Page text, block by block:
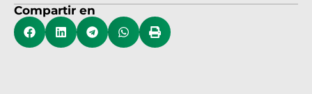
Compartir en